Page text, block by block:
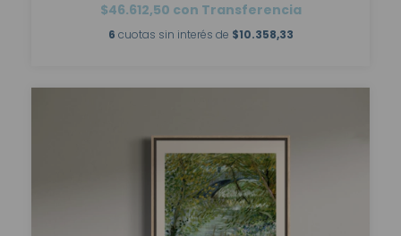
$46.612,50 con Transferencia
6 cuotas sin interés de $10.358,33